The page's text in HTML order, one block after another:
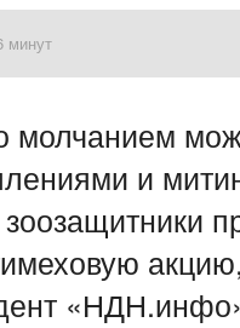
минут
молчанием
и